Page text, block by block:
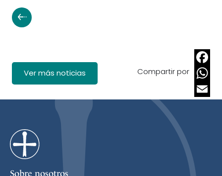
Ver más noticias Compartir por
Sobre nosotros